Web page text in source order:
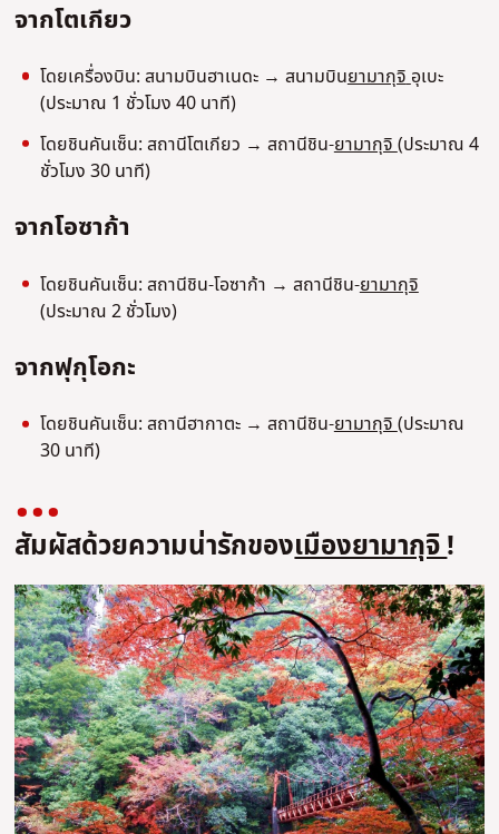
จากโตเกียว
โดยเครื่องบิน: สนามบินฮาเนดะ → สนามบินยามากุจิอุเบะ
(ประมาณ 1 ชั่วโมง 40 นาที)
โดยชินคันเซ็น: สถานีโตเกียว → สถานีชิน-ยามากุจิ (ประมาณ 4
ชั่วโมง 30 นาที)
จากโอซาก้า
โดยชินคันเซ็น: สถานีชิน-โอซาก้า → สถานีชิน-ยามากุจิ
(ประมาณ 2 ชั่วโมง)
จากฟุกุโอกะ
โดยชินคันเซ็น: สถานีฮากาตะ → สถานีชิน-ยามากุจิ(ประมาณ
30 นาที)
สัมผัสด้วยความน่ารักของเมืองยามากุจิ!